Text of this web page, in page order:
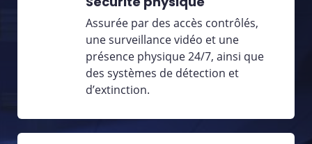
Assurée par des accès contrôlés,
une surveillance vidéo et une
présence physique 24/7, ainsi que
des systèmes de détection et
d’extinction.